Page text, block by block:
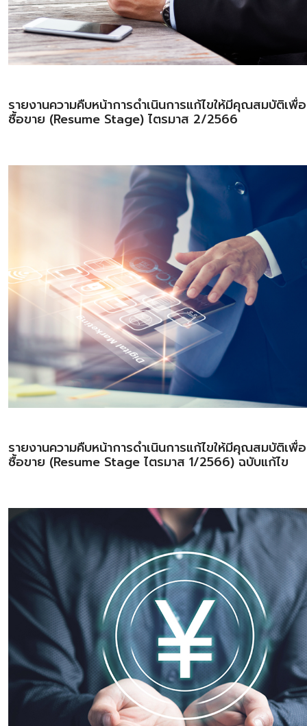
รายงานความคืบหน้าการดำเนินการแก้ไขให้มีคุณสมบัติเพื่
ซื้อขาย (Resume Stage) ไตรมาส 2/2566
รายงานความคืบหน้าการดำเนินการแก้ไขให้มีคุณสมบัติเพื่
ซื้อขาย (Resume Stage ไตรมาส 1/2566) ฉบับแก้ไข